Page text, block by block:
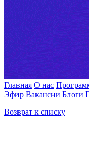
Главная О нас
Эфир Вакансии Блоги
Возврат к списку